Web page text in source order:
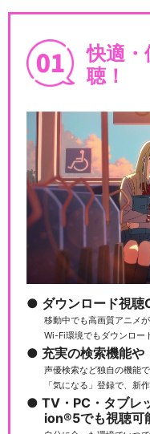
快適
聴！
ダウンロード視聴
移動中でも高画質アニメ
Wi-Fi環境でもダウンロー
充実の検索機能や
声優検索など独自の機能
「気になる」登録で、新
TV・PC・タブレ
ion®5でも視聴可